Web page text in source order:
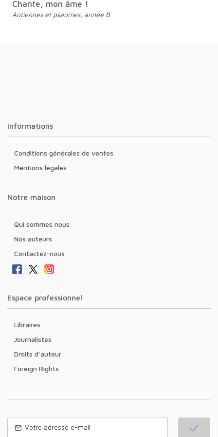
Chante, mon âme !
Antiennes et psaumes, année B
Informations
Conditions générales de ventes
Mentions légales
Notre maison
Qui sommes nous
Nos auteurs
Contactez-nous
Espace professionnel
Libraires
Journalistes
Droits d'auteur
Foreign Rights